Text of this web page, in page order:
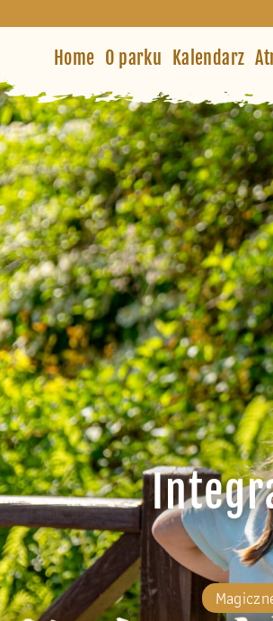
Home O parku Kalendarz